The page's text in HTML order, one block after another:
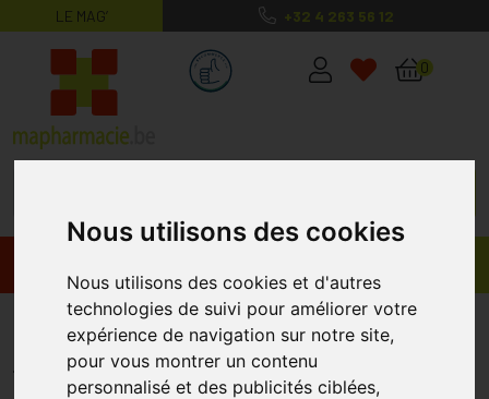
Nous utilisons des cookies
Nous utilisons des cookies et d'autres
technologies de suivi pour améliorer votre
expérience de navigation sur notre site,
pour vous montrer un contenu
personnalisé et des publicités ciblées,
LE MAG’ +32 4 263 56 12
MaPharmacie.be ma santé, mes
0
Bio-oil Huile Regeneratrice 60 Ml
BIO-OIL